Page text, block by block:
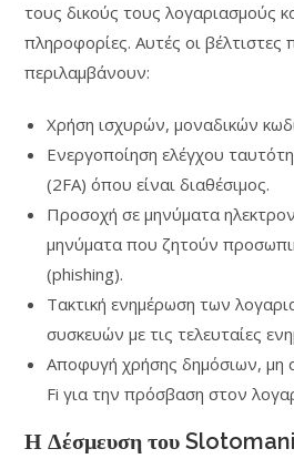
τους δικούς τους λογαριασμούς
πληροφορίες. Αυτές οι βέλτιστες
περιλαμβάνουν:
Χρήση ισχυρών, μοναδικών
Ενεργοποίηση ελέγχου
(2FA) όπου είναι διαθέσιμος.
Προσοχή σε μηνύματα
μηνύματα που ζητούν
(phishing).
Τακτική ενημέρωση των
συσκευών με τις τελευταίες
Αποφυγή χρήσης δημόσιων, μη
Fi για την πρόσβαση στον
Η Δέσμευση του